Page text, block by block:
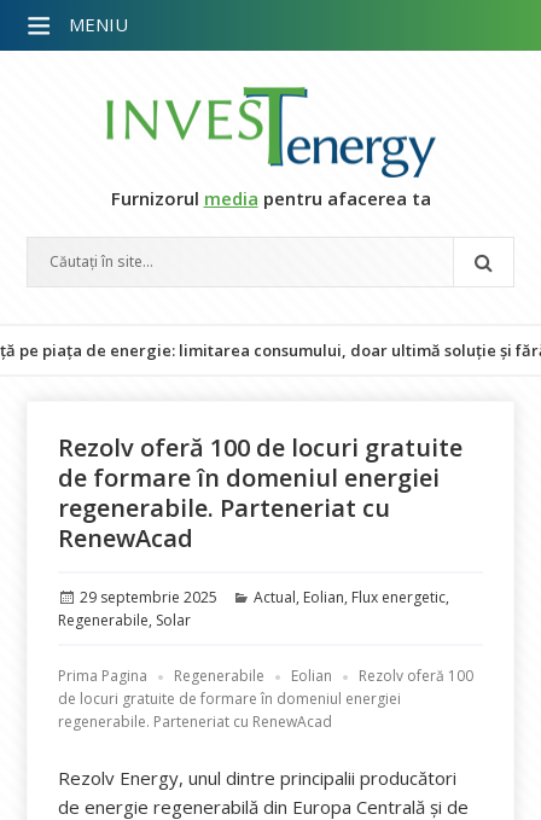
Furnizorul media pentru afacerea ta
de energie: limitarea consumului, doar ultimă soluție și fără
Rezolv oferă 100 de locuri gratuite
de formare în domeniul energiei
regenerabile. Parteneriat cu
RenewAcad
Publicat
pe
29 septembrie 2025 Categorii
Actual, Eolian, Flux energetic,
Regenerabile, Solar
Prima Pagina Regenerabile Eolian
Rezolv oferă 100
de locuri gratuite de formare în domeniul energiei
regenerabile. Parteneriat cu RenewAcad
Rezolv Energy, unul dintre principalii producători
de energie regenerabilă din Europa Centrală și de
MENIU